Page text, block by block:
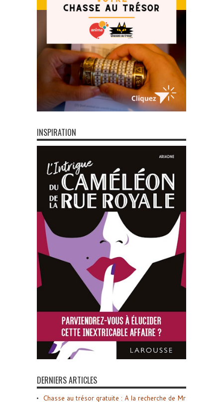
INSPIRATION
DERNIERS ARTICLES
Chasse au trésor gratuite : A la recherche de Mr